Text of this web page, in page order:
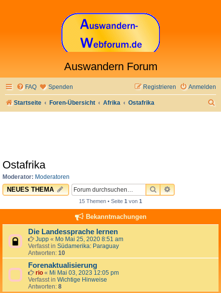
Auswandern Forum
FAQ Spenden Anmelden
Registrieren
Startseite Foren-Übersicht Afrika Ostafrika
Ostafrika
Moderator: Moderatoren
NEUES THEMA SUCHEERWEITERTE
15 Themen • Seite 1 von 1
Bekanntmachungen
Die Landessprache lernen
Jupp « Mo Mai 25, 2020 8:51 am
Verfasst in Südamerika: Paraguay
Antworten: 10
Forenaktualisierung
rio « Mi Mai 03, 2023 12:05 pm
Verfasst in Wichtige Hinweise
Antworten: 8